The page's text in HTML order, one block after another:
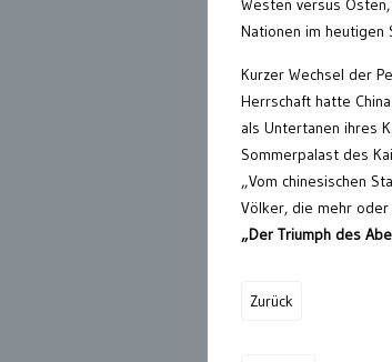
Westen versus
Nationen im heutigen
Kurzer Wechsel der
Herrschaft hatte
als Untertanen ihres
Sommerpalast des
„Vom chinesischen
Völker, die mehr
„Der Triumph des
Zurück